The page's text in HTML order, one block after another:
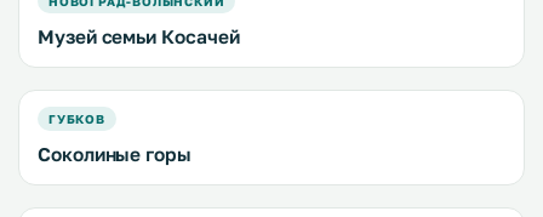
Музей семьи Косачей
ГУБКОВ
Соколиные горы